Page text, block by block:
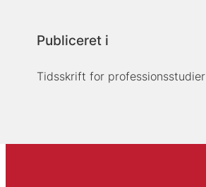
Publiceret i
Tidsskrift for professionsstudier